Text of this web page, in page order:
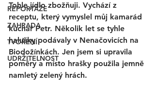
REPORTÁŽE
ZAHRADA
TVOŘENÍ
UDRŽITELNOST
Tohle jídlo zbožňuji. Vychází z
receptu, který vymyslel můj kamarád
kuchař Petr. Několik let se tyhle
halušky podávaly v Nenačovicích na
Biodožínkách. Jen jsem si upravila
poměry a místo hrašky použila jemně
namletý zelený hrách.